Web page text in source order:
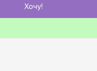
Хочу!